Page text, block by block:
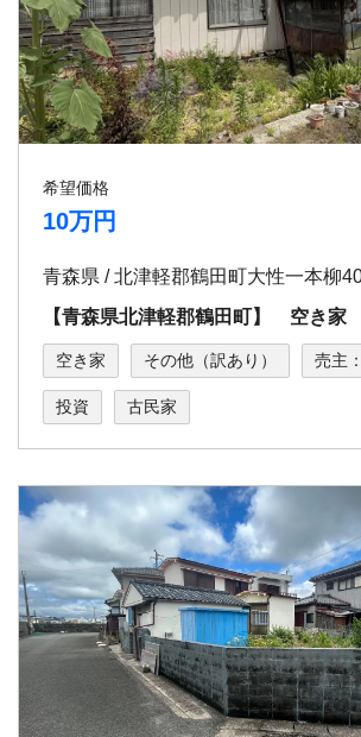
希望価格
10万円
青森県 / 北津軽郡鶴田町大性一本柳
【青森県北津軽郡鶴田町】 空き家
空き家 その他（訳あり） 売主
投資 古民家